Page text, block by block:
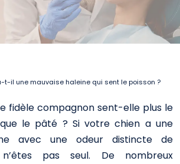
t-il une mauvaise haleine qui sent le poisson ?
fidèle compagnon sent-elle plus le
le pâté ? Si votre chien a une
avec une odeur distincte de
pas seul. De nombreux